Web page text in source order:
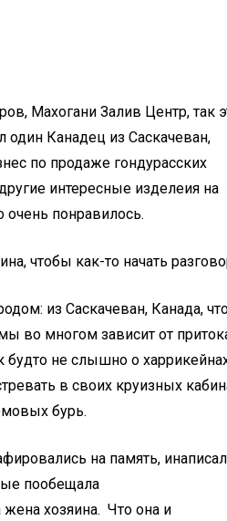
Махогани Залив Центр, так
один Канадец из Саскачеван,
по продаже гондурасских
интересные изделеия на
очень понравилось.
чтобы как-то начать
из Саскачеван, Канада,
во многом зависит от
будто не слышно о
в своих круизных
бурь.
на память,
пообещала
жена хозяина. Что она и
August 1, 2026 0 3 words